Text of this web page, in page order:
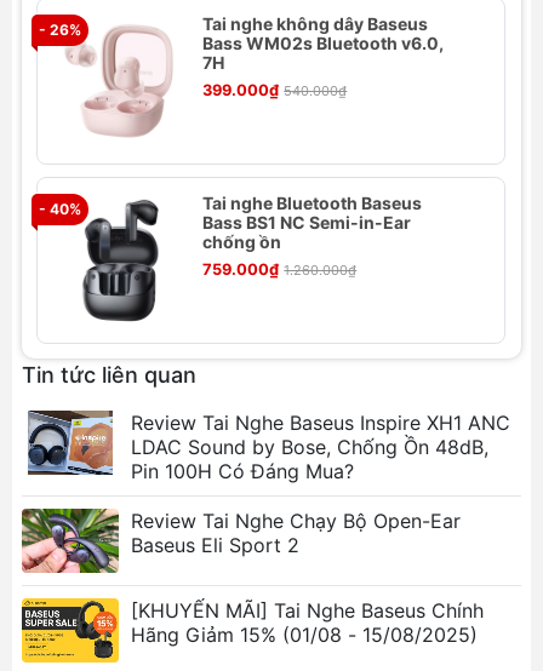
Thông số kỹ thuật của Tai nghe Baseus
SIMU ANC S2
Tên sản phẩm: Baseus SIMU ANC True
Wireless Earphones SIMU ANC S2
Mã quốc tế: NGS2
Chất liệu: ABS + PC
Phiên bản Bluetooth: V5.0
Khoảng cách liên lạc: 10m
Màu sắc: Xám, Trắng, Xanh
Thời gian nghe: 6 giờ (70% âm lượng, bật
ANC), 7 giờ (70% âm lượng, tắt ANC), 24 giờ
với hộp đựng
- 26%
Tai nghe không dây Baseus
Bass WM02s Bluetooth v6.0,
7H
399.000₫ 540.000₫
- 40%
Tai nghe Bluetooth Baseus
Bass BS1 NC Semi-in-Ear
chống ồn
759.000₫ 1.260.000₫
Tin tức liên quan
Review Tai Nghe Baseus Inspire XH1 ANC
LDAC Sound by Bose, Chống Ồn 48dB,
Pin 100H Có Đáng Mua?
Review Tai Nghe Chạy Bộ Open-Ear
Baseus Eli Sport 2
[KHUYẾN MÃI] Tai Nghe Baseus Chính
Hãng Giảm 15% (01/08 - 15/08/2025)